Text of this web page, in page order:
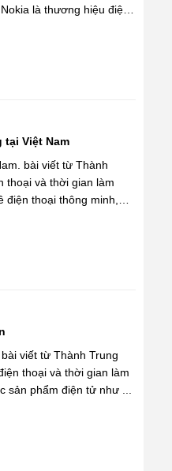
là thương hiệu điện
tại Việt Nam
bài viết từ Thành
thoại và thời gian làm
thoại thông minh,
viết từ Thành Trung
thoại và thời gian làm
sản phẩm điện tử như ...